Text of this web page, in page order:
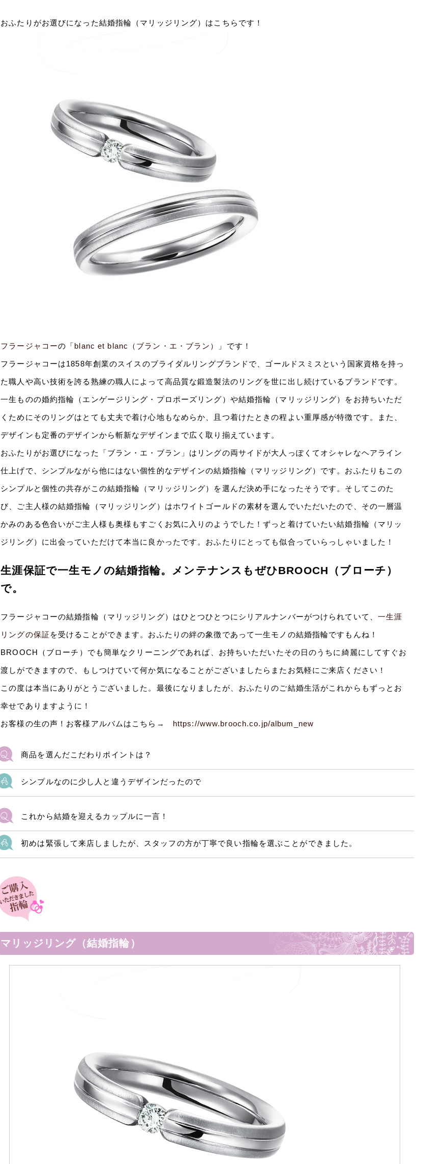
おふたりがお選びになった結婚指輪（マリッジリング）はこちらです！
フラージャコーの「blanc et blanc（ブラン・エ・ブラン） 」です！
フラージャコーは1858年創業のスイスのブライダルリングブランドで、ゴールドスミスという国家資格を持っ
た職人や高い技術を誇る熟練の職人によって高品質な鍛造製法のリングを世に出し続けているブランドです。
一生ものの婚約指輪（エンゲージリング・プロポーズリング）や結婚指輪（マリッジリング）をお持ちいただ
くためにそのリングはとても丈夫で着け心地もなめらか、且つ着けたときの程よい重厚感が特徴です。また、
デザインも定番のデザインから斬新なデザインまで広く取り揃えています。
おふたりがお選びになった「ブラン・エ・ブラン」はリングの両サイドが大人っぽくてオシャレなヘアライン
仕上げで、シンプルながら他にはない個性的なデザインの結婚指輪（マリッジリング）です。おふたりもこの
シンプルと個性の共存がこの結婚指輪（マリッジリング）を選んだ決め手になったそうです。そしてこのた
び、ご主人様の結婚指輪（マリッジリング）はホワイトゴールドの素材を選んでいただいたので、その一層温
かみのある色合いがご主人様も奥様もすごくお気に入りのようでした！ずっと着けていたい結婚指輪（マリッ
ジリング）に出会っていただけて本当に良かったです。おふたりにとっても似合っていらっしゃいました！
生涯保証で一生モノの結婚指輪。メンテナンスもぜひBROOCH（ブローチ）
で。
フラージャコーの結婚指輪（マリッジリング）はひとつひとつにシリアルナンバーがつけられていて、 一生涯
リングの保証を受けることができます。おふたりの絆の象徴であって一生モノの結婚指輪ですもんね！
BROOCH（ブローチ）でも簡単なクリーニングであれば、お持ちいただいたその日のうちに綺麗にしてすぐお
渡しができますので、もしつけていて何か気になることがございましたらまたお気軽にご来店ください！
この度は本当にありがとうございました。最後になりましたが、おふたりのご結婚生活がこれからもずっとお
幸せでありますように！
お客様の生の声！お客様アルバムはこちら→ https://www.brooch.co.jp/album_new
商品を選んだこだわりポイントは？
シンプルなのに少し人と違うデザインだったので
これから結婚を迎えるカップルに一言！
初めは緊張して来店しましたが、スタッフの方が丁寧で良い指輪を選ぶことができました。
マリッジリング（結婚指輪）